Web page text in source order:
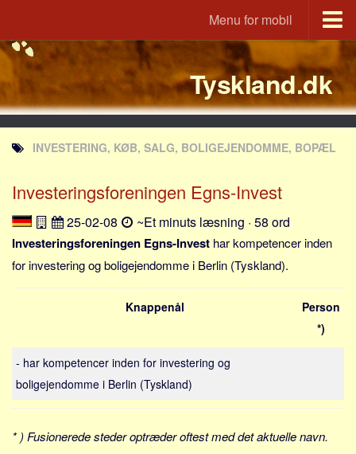
Menu for mobil
Portal
Udvandrerne.dk
Utvandrerne.no
Utvandrarna.se
Tyskland.dk
JLKM.dk
Lande
Tyrkiet
Sverige
Norge
Thailand
Italien
Tyskland.dk
INVESTERING, KØB, SALG, BOLIGEJENDOMME, BOPÆL
Investeringsforeningen Egns-Invest
25-02-08 ~Et minuts læsning · 58 ord
Investeringsforeningen Egns-Invest har kompetencer inden
for investering og boligejendomme i Berlin (Tyskland).
Knappenål
Person
*)
- har kompetencer inden for investering og
boligejendomme i Berlin (Tyskland)
* ) Fusionerede steder optræder oftest med det aktuelle navn.